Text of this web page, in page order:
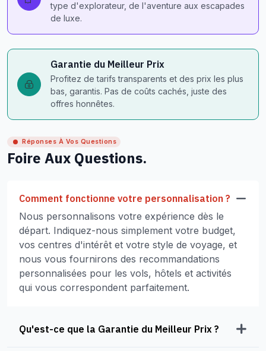
type d'explorateur, de l'aventure aux escapades
de luxe.
Garantie du Meilleur Prix
Profitez de tarifs transparents et des prix les plus
bas, garantis. Pas de coûts cachés, juste des
offres honnêtes.
Réponses À Vos Questions
Foire Aux Questions.
Comment fonctionne votre personnalisation ?
Nous personnalisons votre expérience dès le
départ. Indiquez-nous simplement votre budget,
vos centres d'intérêt et votre style de voyage, et
nous vous fournirons des recommandations
personnalisées pour les vols, hôtels et activités
qui vous correspondent parfaitement.
Qu'est-ce que la Garantie du Meilleur Prix ?